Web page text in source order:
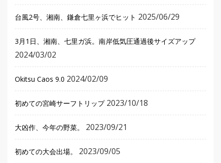
台風2号、湘南、鎌倉七里ヶ浜でヒット 2025/06/29
3月1日、湘南、七里ガ浜。南岸低気圧通過後サイズアップ
2024/03/02
Okitsu Caos 9.0 2024/02/09
初めての宮崎サーフトリップ 2023/10/18
大凶作、今年の野菜。 2023/09/21
初めての大会出場。 2023/09/05